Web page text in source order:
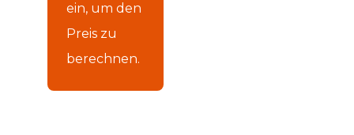
ein, um den
Preis zu
berechnen.